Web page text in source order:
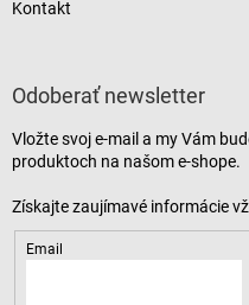
Kontakt
Odoberať newsletter
Vložte svoj e-mail a my Vám
produktoch na našom e-shope.
Email